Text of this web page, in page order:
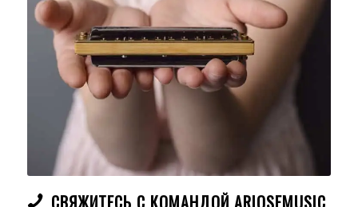
СВЯЖИТЕСЬ С КОМАНДОЙ ARIOSEMUSIC